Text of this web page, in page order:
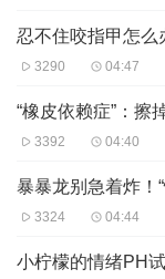
忍不住咬指甲怎
3290 04:47
“橡皮依赖症”：擦
3392 04:40
暴暴龙别急着炸！
3324 04:44
小柠檬的情绪PH